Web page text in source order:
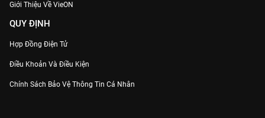
Giới Thiệu Về VieON
QUY ĐỊNH
Hợp Đồng Điện Tử
Điều Khoản Và Điều Kiện
Chính Sách Bảo Vệ Thông Tin Cá Nhân